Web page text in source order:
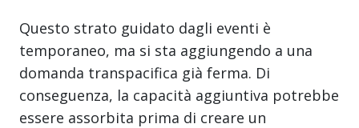
Questo strato guidato dagli eventi è
temporaneo, ma si sta aggiungendo a una
domanda transpacifica già ferma. Di
conseguenza, la capacità aggiuntiva potrebbe
essere assorbita prima di creare un